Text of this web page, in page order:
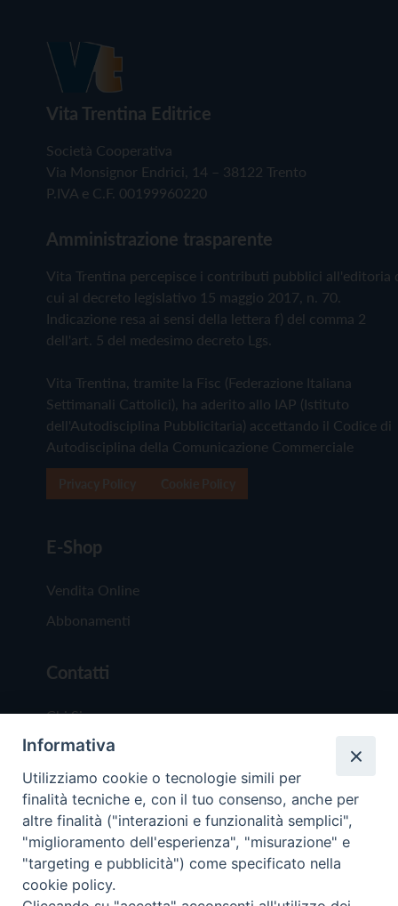
Vita Trentina Editrice
Società Cooperativa
Via Monsignor Endrici, 14 – 38122 Trento
P.IVA e C.F. 00199960220
Amministrazione trasparente
Vita Trentina percepisce i contributi pubblici all'editoria
cui al decreto legislativo 15 maggio 2017, n. 70.
Indicazione resa ai sensi della lettera f) del comma 2
dell'art. 5 del medesimo decreto Lgs.
Vita Trentina, tramite la Fisc (Federazione Italiana
Settimanali Cattolici), ha aderito allo IAP (Istituto
dell'Autodisciplina Pubblicitaria) accettando il Codice di
Autodisciplina della Comunicazione Commerciale
E-Shop
Vendita Online
Abbonamenti
Contatti
Chi Siamo
Redazione
Scrivici
Copyright © 2019 - Tutti i diritti riservati - Vita
Informativa
Utilizziamo cookie o tecnologie simili per
finalità tecniche e, con il tuo consenso, anche per
altre finalità ("interazioni e funzionalità semplici",
"miglioramento dell'esperienza", "misurazione" e
"targeting e pubblicità") come specificato nella
cookie policy.